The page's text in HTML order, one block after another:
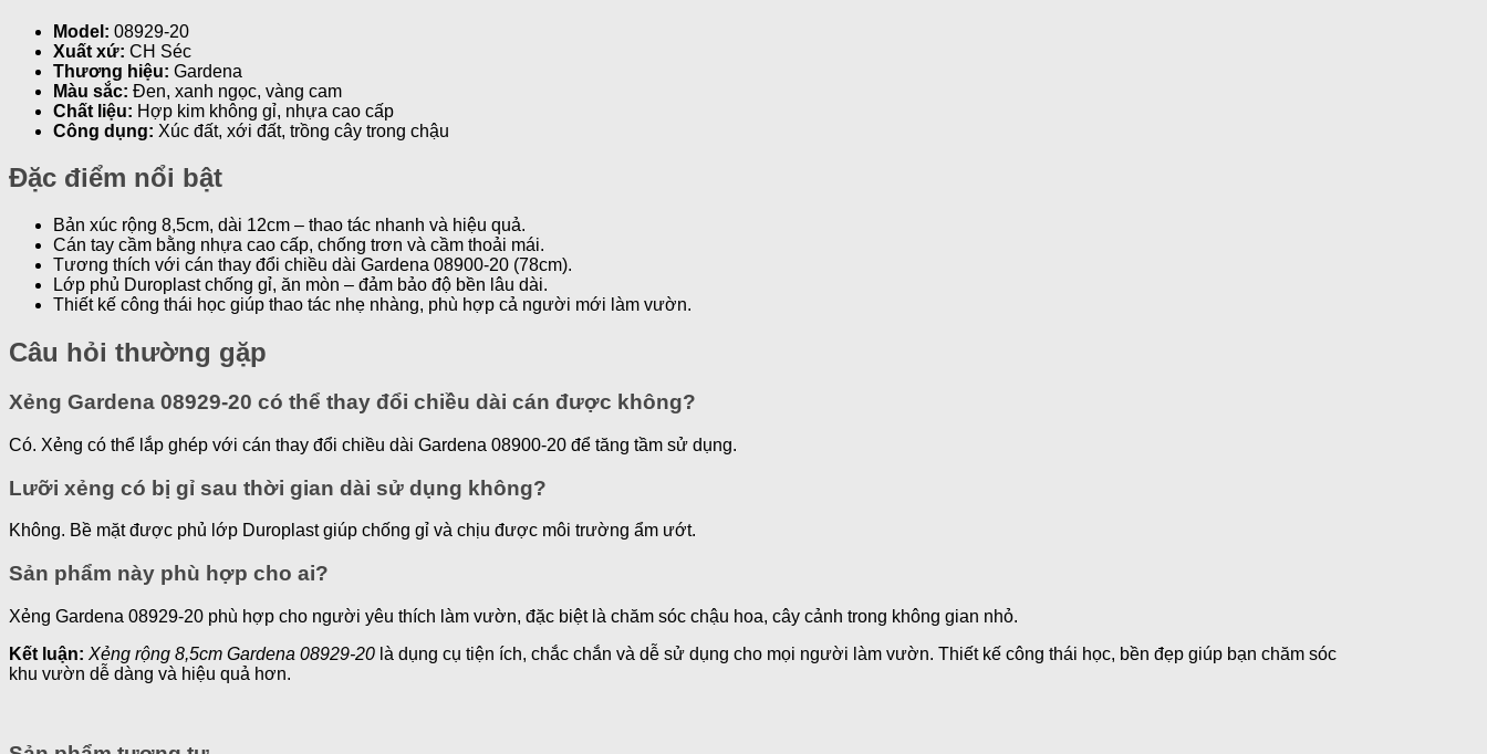
Model: 08929-20
Xuất xứ: CH Séc
Thương hiệu: Gardena
Màu sắc: Đen, xanh ngọc, vàng cam
Chất liệu: Hợp kim không gỉ, nhựa cao cấp
Công dụng: Xúc đất, xới đất, trồng cây trong chậu
Đặc điểm nổi bật
Bản xúc rộng 8,5cm, dài 12cm – thao tác nhanh và hiệu quả.
Cán tay cầm bằng nhựa cao cấp, chống trơn và cầm thoải mái.
Tương thích với cán thay đổi chiều dài Gardena 08900-20 (78cm).
Lớp phủ Duroplast chống gỉ, ăn mòn – đảm bảo độ bền lâu dài.
Thiết kế công thái học giúp thao tác nhẹ nhàng, phù hợp cả người mới làm vườn.
Câu hỏi thường gặp
Xẻng Gardena 08929-20 có thể thay đổi chiều dài cán được không?
Có. Xẻng có thể lắp ghép với cán thay đổi chiều dài Gardena 08900-20 để tăng tầm sử dụng.
Lưỡi xẻng có bị gỉ sau thời gian dài sử dụng không?
Không. Bề mặt được phủ lớp Duroplast giúp chống gỉ và chịu được môi trường ẩm ướt.
Sản phẩm này phù hợp cho ai?
Xẻng Gardena 08929-20 phù hợp cho người yêu thích làm vườn, đặc biệt là chăm sóc chậu hoa, cây cảnh trong không gian nhỏ.
Kết luận: Xẻng rộng 8,5cm Gardena 08929-20 là dụng cụ tiện ích, chắc chắn và dễ sử dụng cho mọi người làm vườn. Thiết kế công thái học, bền đẹp giúp bạn chăm sóc
khu vườn dễ dàng và hiệu quả hơn.